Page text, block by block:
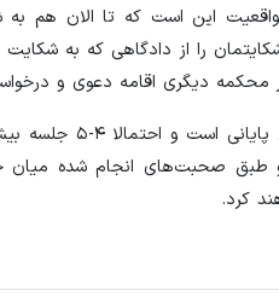
واقعیت این است که تا الان هم
را از دادگاهی که به
دیگری اقامه دعوی و
براساس گفته
کرد.